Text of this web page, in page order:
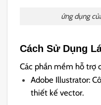
ứng dụng
Cách Sử Dụng
Các phần mềm hỗ trợ
Adobe Illustrator:
thiết kế vector.